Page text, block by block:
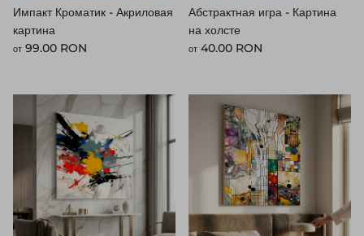
Импакт Кроматик - Акриловая
картина
Стандартная цена
от 99.00 RON
Абстрактная игра - Картина
на холсте
Стандартная цена
от 40.00 RON